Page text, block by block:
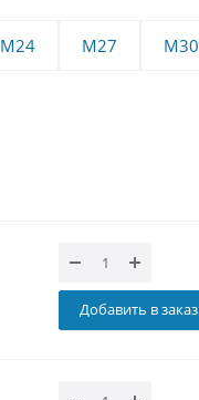
М24 М27 М30
Добавить в заказ